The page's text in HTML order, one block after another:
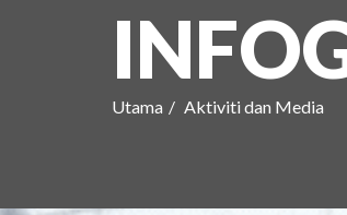
Utama Aktiviti dan Media